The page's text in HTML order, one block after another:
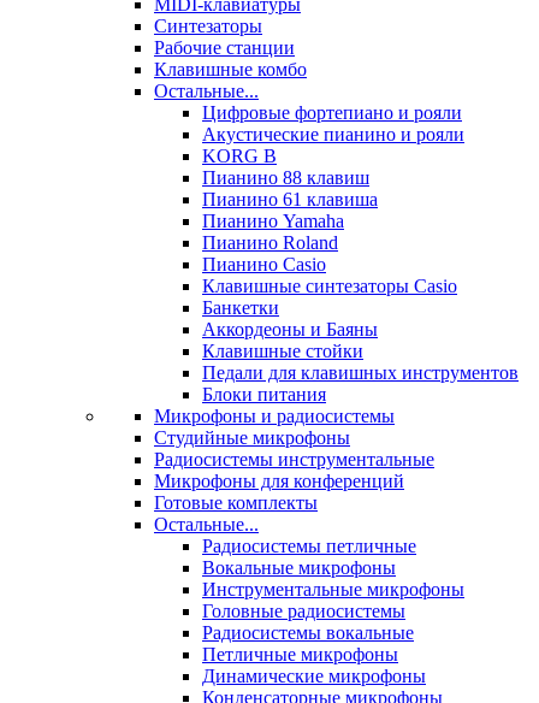
MIDI-клавиатуры
Синтезаторы
Рабочие станции
Клавишные комбо
Остальные...
Цифровые фортепиано и рояли
Акустические пианино и рояли
KORG B
Пианино 88 клавиш
Пианино 61 клавиша
Пианино Yamaha
Пианино Roland
Пианино Casio
Клавишные синтезаторы Casio
Банкетки
Аккордеоны и Баяны
Клавишные стойки
Педали для клавишных инструментов
Блоки питания
Микрофоны и радиосистемы
Студийные микрофоны
Радиосистемы инструментальные
Микрофоны для конференций
Готовые комплекты
Остальные...
Радиосистемы петличные
Вокальные микрофоны
Инструментальные микрофоны
Головные радиосистемы
Радиосистемы вокальные
Петличные микрофоны
Динамические микрофоны
Конденсаторные микрофоны